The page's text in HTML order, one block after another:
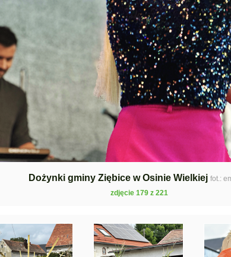
Dożynki gminy Ziębice w Osinie Wielkiej fot.:
zdjęcie 179 z 221